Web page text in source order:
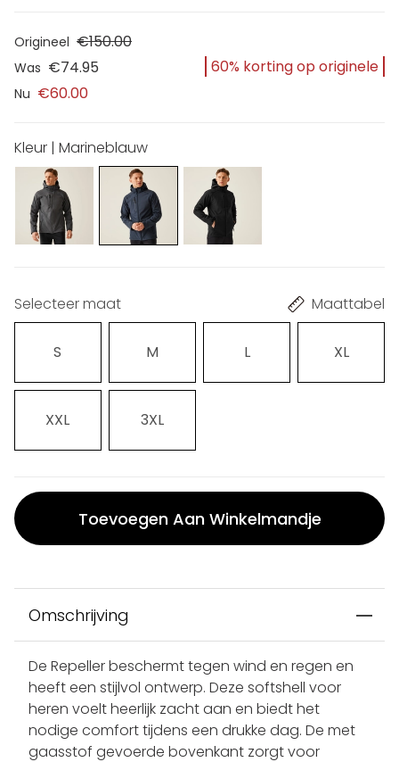
Origineel €150.00
Was €74.95
Nu €60.00
60% korting op originele
Kleur | Marineblauw
Selecteer maat Maattabel
S M L XL
XXL 3XL
Toevoegen Aan Winkelmandje
Omschrijving
De Repeller beschermt tegen wind en regen en
heeft een stijlvol ontwerp. Deze softshell voor
heren voelt heerlijk zacht aan en biedt het
nodige comfort tijdens een drukke dag. De met
gaasstof gevoerde bovenkant zorgt voor